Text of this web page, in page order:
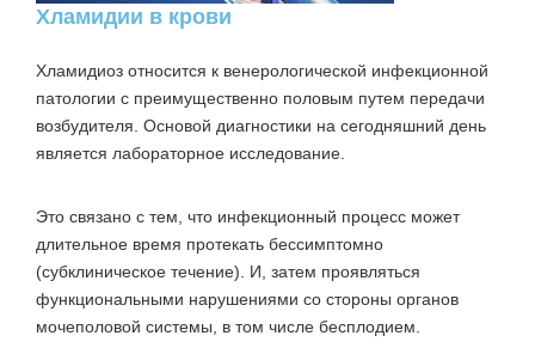
Хламидии в крови
Хламидиоз относится к венерологической инфекционной
патологии с преимущественно половым путем передачи
возбудителя. Основой диагностики на сегодняшний день
является лабораторное исследование.
Это связано с тем, что инфекционный процесс может
длительное время протекать бессимптомно
(субклиническое течение). И, затем проявляться
функциональными нарушениями со стороны органов
мочеполовой системы, в том числе бесплодием.